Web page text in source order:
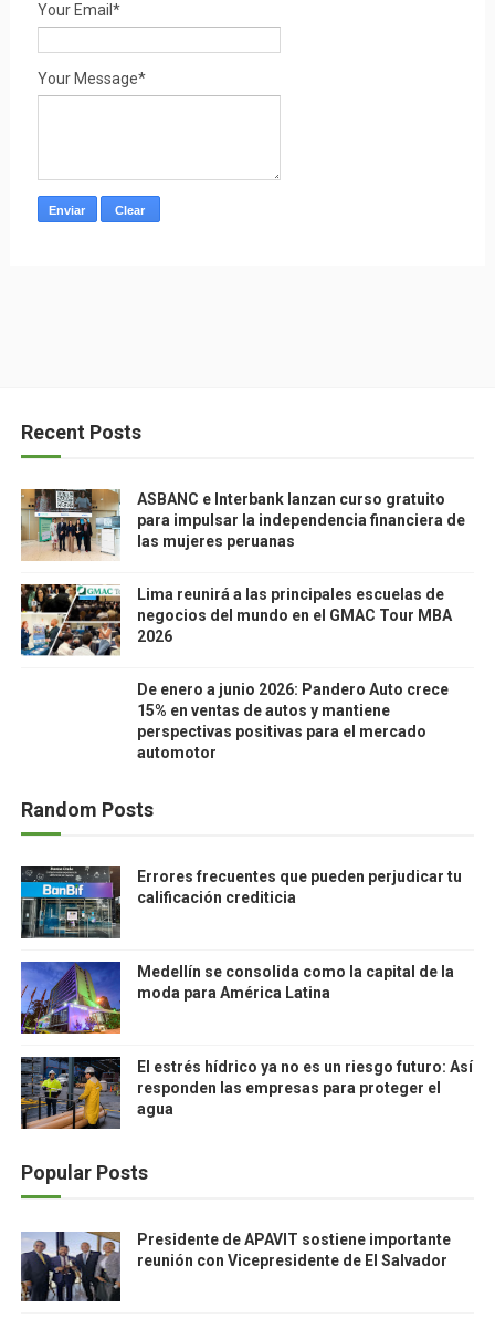
Your Email*
Your Message*
Recent Posts
ASBANC e Interbank lanzan curso gratuito
para impulsar la independencia financiera de
las mujeres peruanas
Lima reunirá a las principales escuelas de
negocios del mundo en el GMAC Tour MBA
2026
De enero a junio 2026: Pandero Auto crece
15% en ventas de autos y mantiene
perspectivas positivas para el mercado
automotor
Random Posts
Errores frecuentes que pueden perjudicar tu
calificación crediticia
Medellín se consolida como la capital de la
moda para América Latina
El estrés hídrico ya no es un riesgo futuro: Así
responden las empresas para proteger el
agua
Popular Posts
Presidente de APAVIT sostiene importante
reunión con Vicepresidente de El Salvador